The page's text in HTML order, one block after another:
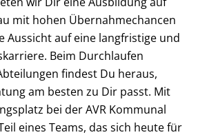
mit hohen Übernahmechancen
Aussicht auf eine langfristige und
Beim Durchlaufen
findest Du heraus,
am besten zu Dir passt. Mit
bei der AVR Kommunal
eines Teams, das sich heute für